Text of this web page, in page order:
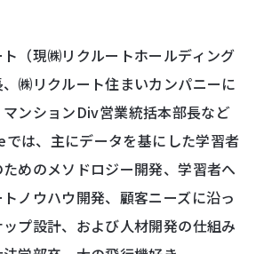
（現㈱リクルートホールディング
㈱リクルート住まいカンパニーに
ンションDiv営業統括本部長など
では、主にデータを基にした学習者
めのメソドロジー開発、学習者へ
ノウハウ開発、顧客ニーズに沿っ
プ設計、および人材開発の仕組み